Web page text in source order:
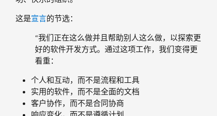
这是宣言的节选：
“我们正在这么做并且帮助别人这么做，以探索更
好的软件开发方式。通过这项工作，我们变得更
看重：
个人和互动，而不是流程和工具
实用的软件，而不是全面的文档
客户协作，而不是合同协商